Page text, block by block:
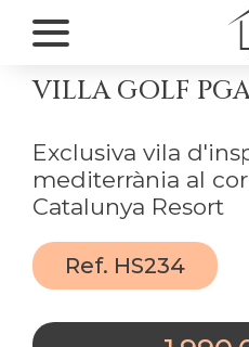
VILLA GOLF
Exclusiva vila
mediterrània al
Catalunya Resort
Ref. HS234